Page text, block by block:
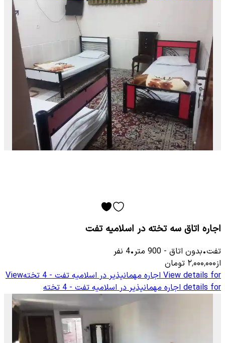
اجاره اتاق سه تخته در اسلامیه تفت
تفت•بدون اتاق -
900 متر•
4 نفر
از۲٬۰۰۰٬۰۰۰ تومان
View details for اجاره مهمانپذیر در اسلامیه تفت - 4 تخته
View
details for اجاره مهمانپذیر در اسلامیه تفت - 4 تخته